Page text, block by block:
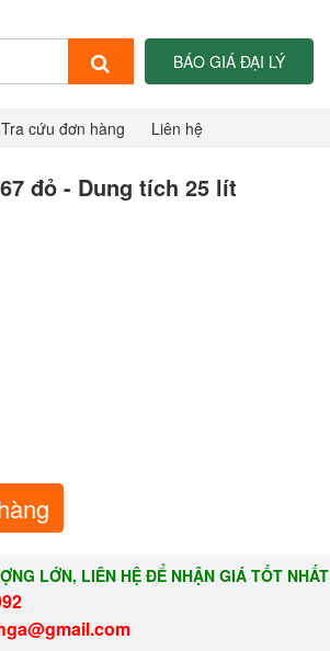
BÁO GIÁ ĐẠI LÝ
Tra cứu đơn hàng Liên hệ
đỏ - Dung tích 25 lít
LỚN, LIÊN HỆ ĐỂ NHẬN GIÁ TỐT NHẤT